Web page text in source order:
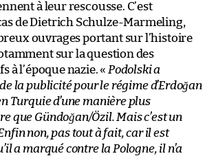
à leur rescousse. C’est
de Dietrich Schulze-Marmeling,
ouvrages portant sur l’histoire
sur la question des
à l’époque nazie. « Podolski a
la publicité pour le régime d’Erdoğan
Turquie d’une manière plus
que Gündoğan/Özil. Mais c’est un
non, pas tout à fait, car il est
a marqué contre la Pologne, il n’a